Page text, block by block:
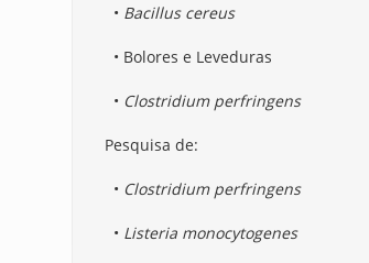
• Bacillus cereus
• Bolores e Leveduras
• Clostridium perfringens
Pesquisa de:
• Clostridium perfringens
• Listeria monocytogenes